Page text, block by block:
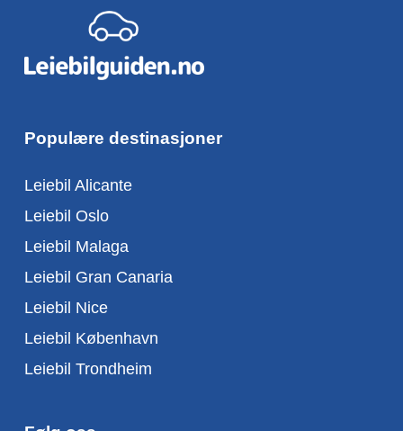
Populære destinasjoner
Leiebil Alicante
Leiebil Oslo
Leiebil Malaga
Leiebil Gran Canaria
Leiebil Nice
Leiebil København
Leiebil Trondheim